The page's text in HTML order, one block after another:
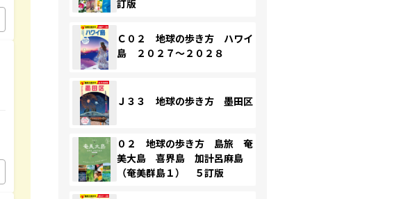
訂版
Ｃ０２ 地球の歩き方 ハワイ
島 ２０２７～２０２８
Ｊ３３ 地球の歩き方 墨田区
０２ 地球の歩き方 島旅 奄
美大島 喜界島 加計呂麻島
（奄美群島１） ５訂版